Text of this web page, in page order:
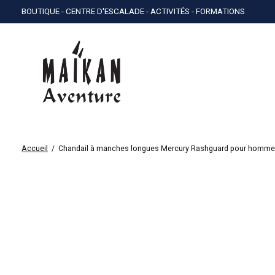
BOUTIQUE - CENTRE D'ESCALADE - ACTIVITÉS - FORMATIONS
Accueil / Chandail à manches longues Mercury Rashguard pour homme